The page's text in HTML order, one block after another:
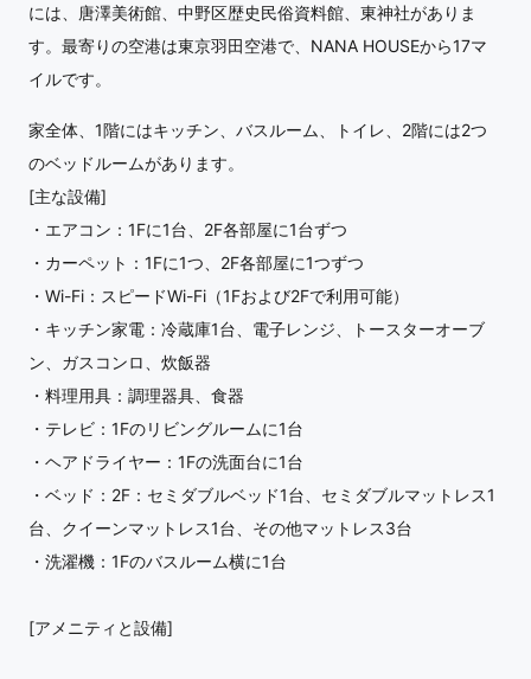
には、唐澤美術館、中野区歴史民俗資料館、東神社がありま
す。最寄りの空港は東京羽田空港で、NANA HOUSEから17マ
イルです。
家全体、1階にはキッチン、バスルーム、トイレ、2階には2つ
のベッドルームがあります。
[主な設備]
・エアコン：1Fに1台、2F各部屋に1台ずつ
・カーペット：1Fに1つ、2F各部屋に1つずつ
・Wi-Fi：スピードWi-Fi（1Fおよび2Fで利用可能）
・キッチン家電：冷蔵庫1台、電子レンジ、トースターオーブ
ン、ガスコンロ、炊飯器
・料理用具：調理器具、食器
・テレビ：1Fのリビングルームに1台
・ヘアドライヤー：1Fの洗面台に1台
・ベッド：2F：セミダブルベッド1台、セミダブルマットレス1
台、クイーンマットレス1台、その他マットレス3台
・洗濯機：1Fのバスルーム横に1台
[アメニティと設備]